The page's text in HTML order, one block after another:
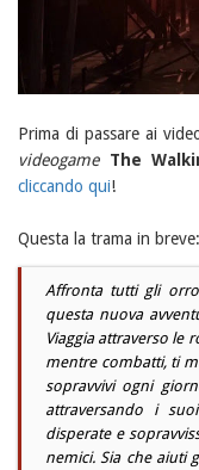
Prima di passare ai
videogame
The
cliccando qui!
Questa la trama in breve:
Affronta tutti gli
questa nuova
Viaggia attraverso le
mentre combatti, ti
sopravvivi ogni
attraversando i
disperate e
nemici. Sia che aiuti